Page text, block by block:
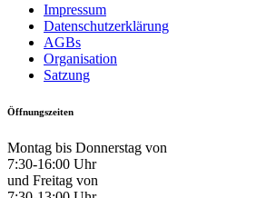
Impressum
Datenschutzerklärung
AGBs
Organisation
Satzung
Öffnungszeiten
Montag bis Donnerstag von
7:30-16:00 Uhr
und Freitag von